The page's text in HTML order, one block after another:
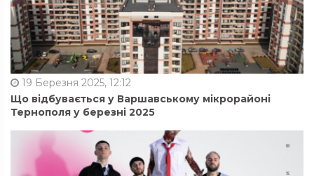
19 Березня 2025, 12:12
Що відбувається у Варшавському мікрорайоні
Тернополя у березні 2025